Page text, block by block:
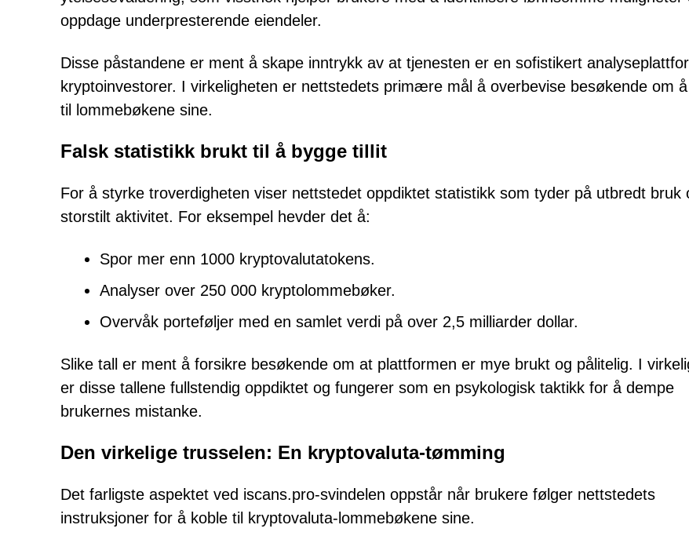
oppdage underpresterende eiendeler.
Disse påstandene er ment å skape inntrykk av at tjenesten er en sofistikert
kryptoinvestorer. I virkeligheten er nettstedets primære mål å overbevise besøkende om
til lommebøkene sine.
Falsk statistikk brukt til å bygge tillit
For å styrke troverdigheten viser nettstedet oppdiktet statistikk som tyder på utbredt bruk
storstilt aktivitet. For eksempel hevder det å:
Spor mer enn 1000 kryptovalutatokens.
Analyser over 250 000 kryptolommebøker.
Overvåk porteføljer med en samlet verdi på over 2,5 milliarder dollar.
Slike tall er ment å forsikre besøkende om at plattformen er mye brukt og pålitelig. I
er disse tallene fullstendig oppdiktet og fungerer som en psykologisk taktikk for å dempe
brukernes mistanke.
Den virkelige trusselen: En kryptovaluta-tømming
Det farligste aspektet ved iscans.pro-svindelen oppstår når brukere følger nettstedets
instruksjoner for å koble til kryptovaluta-lommebøkene sine.